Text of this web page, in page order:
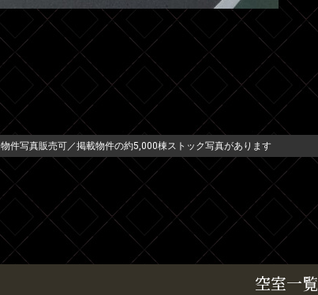
物件写真販売可／掲載物件の約5,000棟ストック写真があります
空室一覧